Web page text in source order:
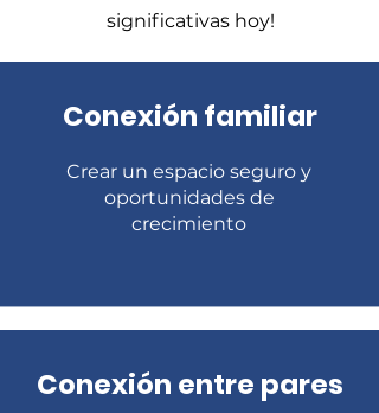
significativas hoy!
Conexión familiar
​Crear un espacio seguro y
oportunidades de
crecimiento
​Conexión entre pares